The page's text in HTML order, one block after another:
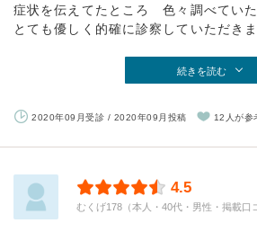
症状を伝えてたところ 色々調べていた
とても優しく的確に診察していただきま
続きを読む
2020年09月受診 / 2020年09月投稿 12人が参
4.5
むくげ178（本人・40代・男性・掲載口